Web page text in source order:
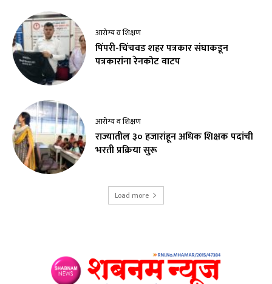
आरोग्य व शिक्षण
पिंपरी-चिंचवड शहर पत्रकार संघाकडून
पत्रकारांना रेनकोट वाटप
आरोग्य व शिक्षण
राज्यातील ३० हजारांहून अधिक शिक्षक पदांची
भरती प्रक्रिया सुरू
Load more